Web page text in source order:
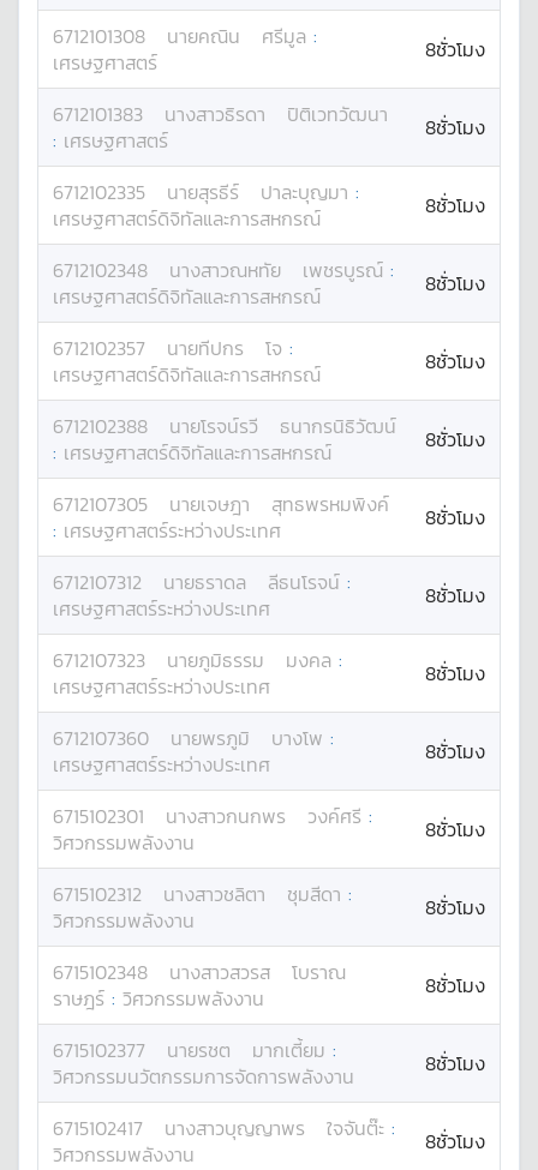
6712101308 นายคณิน ศรีมูล :
เศรษฐศาสตร์
8ชั่วโมง
6712101383 นางสาวธิรดา
ปิติเวทวัฒนา
: เศรษฐศาสตร์ 8ชั่วโมง
6712102335 นายสุรธีร์ ปาละบุญมา :
เศรษฐศาสตร์ดิจิทัลและการสหกรณ์
8ชั่วโมง
6712102348 นางสาวณหทัย เพชรบูรณ์ :
เศรษฐศาสตร์ดิจิทัลและการสหกรณ์
8ชั่วโมง
6712102357 นายทีปกร โจ :
เศรษฐศาสตร์ดิจิทัลและการสหกรณ์
8ชั่วโมง
6712102388 นายโรจน์รวี
ธนากรนิธิวัฒน์
: เศรษฐศาสตร์ดิจิทัลและการสหกรณ์ 8ชั่วโมง
6712107305 นายเจษฎา
สุทธพรหมพิงค์
: เศรษฐศาสตร์ระหว่างประเทศ 8ชั่วโมง
6712107312 นายธราดล ลีธนโรจน์ :
เศรษฐศาสตร์ระหว่างประเทศ
8ชั่วโมง
6712107323 นายภูมิธรรม มงคล :
เศรษฐศาสตร์ระหว่างประเทศ
8ชั่วโมง
6712107360 นายพรภูมิ บางโพ :
เศรษฐศาสตร์ระหว่างประเทศ
8ชั่วโมง
6715102301 นางสาวกนกพร วงค์ศรี :
วิศวกรรมพลังงาน
8ชั่วโมง
6715102312 นางสาวชลิตา ชุมสีดา :
วิศวกรรมพลังงาน
8ชั่วโมง
6715102348 นางสาวสวรส
โบราณ
ราษฎร์ : วิศวกรรมพลังงาน 8ชั่วโมง
6715102377 นายรชต มากเตี้ยม :
วิศวกรรมนวัตกรรมการจัดการพลังงาน
8ชั่วโมง
6715102417 นางสาวบุญญาพร ใจจันต๊ะ :
วิศวกรรมพลังงาน
8ชั่วโมง